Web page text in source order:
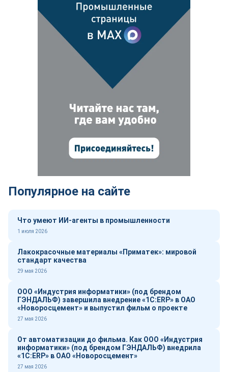
Популярное на сайте
Что умеют ИИ-агенты в промышленности
1 июля 2026
Лакокрасочные материалы «Приматек»: мировой
стандарт качества
29 мая 2026
ООО «Индустрия информатики» (под брендом
ГЭНДАЛЬФ) завершила внедрение «1С:ERP» в ОАО
«Новоросцемент» и выпустил фильм о проекте
27 мая 2026
От автоматизации до фильма. Как ООО «Индустрия
информатики» (под брендом ГЭНДАЛЬФ) внедрила
«1С:ERP» в ОАО «Новоросцемент»
27 мая 2026